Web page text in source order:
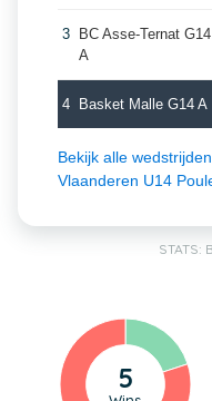
3
BC Asse-Ternat G14
A
4 Basket Malle G14 A
Bekijk alle
Vlaanderen U14
STATS:
5